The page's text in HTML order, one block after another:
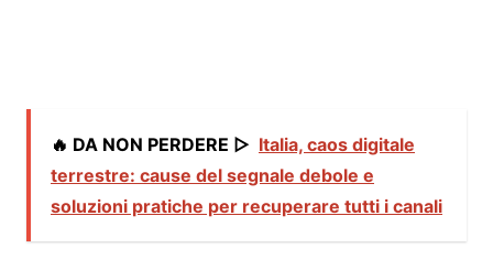
🔥 DA NON PERDERE ▷ Italia, caos digitale
terrestre: cause del segnale debole e
soluzioni pratiche per recuperare tutti i canali